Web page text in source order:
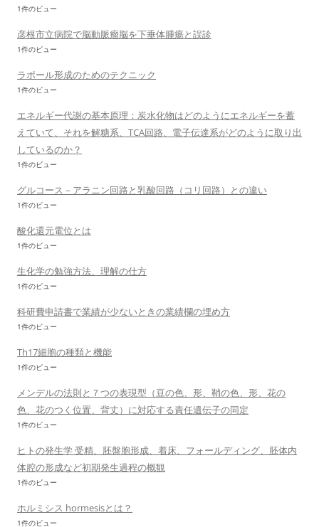
1件のビュー
彦根市立病院で脳動脈瘤脳を下垂体腫瘍と誤診
1件のビュー
ラポール形成のためのテクニック
1件のビュー
エネルギー代謝の基本原理：炭水化物はどのようにエネルギーを蓄
えていて、それを解糖系、TCA回路、電子伝達系がどのように取り出
しているのか？
1件のビュー
グルコース－アラニン回路と乳酸回路（コリ回路）との違い
1件のビュー
酸化還元電位とは
1件のビュー
生化学の勉強方法、理解の仕方
1件のビュー
科研費申請書で業績が少ないときの業績欄の埋め方
1件のビュー
Th17細胞の種類と機能
1件のビュー
メンデルの法則と７つの表現型（豆の色、形、鞘の色、形、花の
色、花のつく位置、背丈）に対応する責任遺伝子の同定
1件のビュー
ヒトの発生学 受精、胚盤胞形成、着床、フォールディング、胚体内
体腔の形成など初期発生過程の概観
1件のビュー
ホルミシス hormesisとは？
1件のビュー